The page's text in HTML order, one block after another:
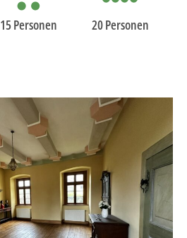
15 Personen
20 Personen